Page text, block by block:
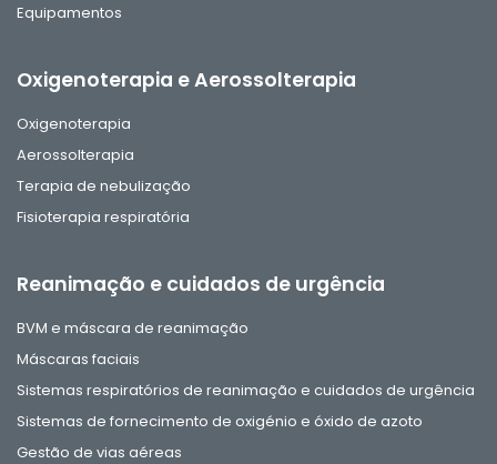
Equipamentos
Oxigenoterapia e Aerossolterapia
Oxigenoterapia
Aerossolterapia
Terapia de nebulização
Fisioterapia respiratória
Reanimação e cuidados de urgência
BVM e máscara de reanimação
Máscaras faciais
Sistemas respiratórios de reanimação e cuidados de urgência
Sistemas de fornecimento de oxigénio e óxido de azoto
Gestão de vias aéreas